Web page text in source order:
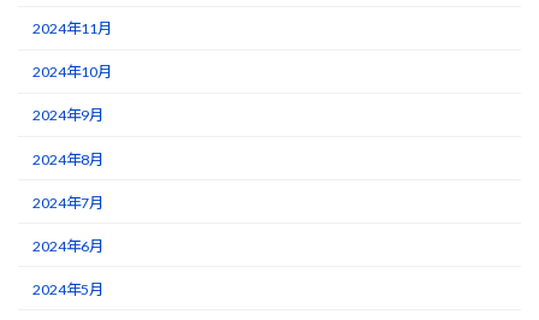
2024年11月
2024年10月
2024年9月
2024年8月
2024年7月
2024年6月
2024年5月